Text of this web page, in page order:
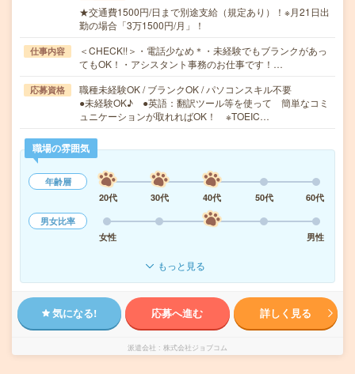
★交通費1500円/日まで別途支給（規定あり）！※月21日出
勤の場合「3万1500円/月」！
仕事内容
＜CHECK!!＞・電話少なめ＊・未経験でもブランクがあっ
てもOK！・アシスタント事務のお仕事です！…
応募資格
職種未経験OK / ブランクOK / パソコンスキル不要
●未経験OK♪ ●英語：翻訳ツール等を使って 簡単なコミ
ュニケーションが取れればOK！ ※TOEIC…
職場の雰囲気
年齢層
20代
30代 40代 50代
60代
男女比率
女性
男性
もっと見る
気になる! 応募へ進む 詳しく見る
派遣会社 株式会社ジョブコム